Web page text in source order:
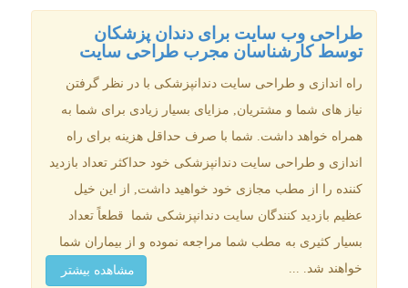
طراحی وب سایت برای دندان پزشکان
توسط کارشناسان مجرب طراحی سایت
راه اندازی و طراحی سایت دندانپزشکی با در نظر گرفتن
نیاز های شما و مشتریان, مزایای بسیار زیادی برای شما به
همراه خواهد داشت. شما با صرف حداقل هزینه برای راه
اندازی و طراحی سایت دندانپزشکی خود حداکثر تعداد بازدید
کننده را از مطب مجازی خود خواهید داشت, از این خیل
عظیم بازدید کنندگان سایت دندانپزشکی شما قطعاً تعداد
بسیار کثیری به مطب شما مراجعه نموده و از بیماران شما
خواهند شد. ...
مشاهده بیشتر